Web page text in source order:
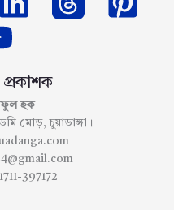
হক
মোড়, চুয়াডাঙ্গা।
397172